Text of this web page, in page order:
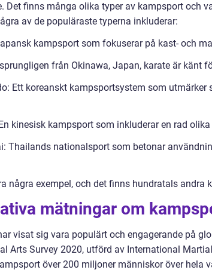
Det finns många olika typer av kampsport och
av de populäraste typerna inkluderar:
kampsport som fokuserar på kast- och
från Okinawa, Japan, karate är känt
Ett koreanskt kampsportsystem som
kinesisk kampsport som inkluderar en rad
Thailands nationalsport som betonar
några exempel, och det finns hundratals andra
mätningar om
visat sig vara populärt och engagerande på
Arts Survey 2020, utförd av International
över 200 miljoner människor över hela